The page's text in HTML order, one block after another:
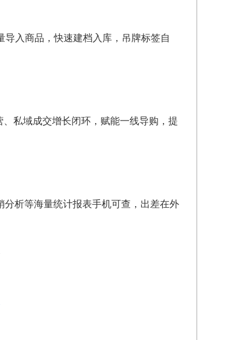
入商品，快速建档入库，吊牌标签自
私域成交增长闭环，赋能一线导购，提
析等海量统计报表手机可查，出差在外